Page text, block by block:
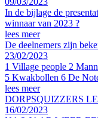
In de bijlage de
winnaar van 2023 ?
lees meer
De deelnemers zijn
23/02/2023
1 Village people 2
5 Kwakbollen 6 De
lees meer
DORPSQUIZZERS
16/02/2023